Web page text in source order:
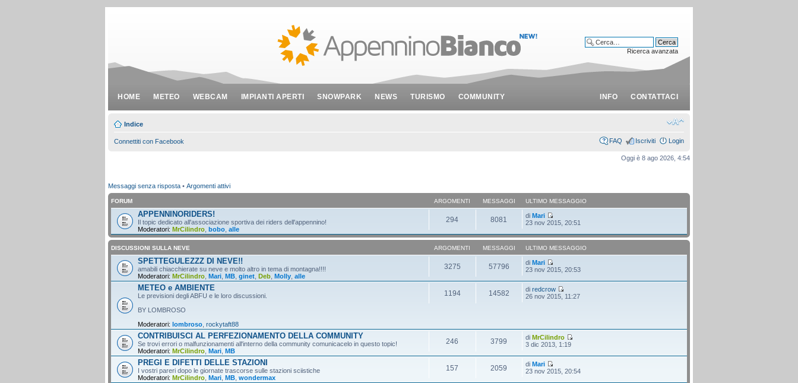
HOME METEO WEBCAM IMPIANTI APERTI SNOWPARK NEWS TURISMO COMMUNITY INFO CONTATTACI
Ricerca avanzata
Indice
Connettiti con Facebook FAQ Iscriviti Login
Oggi è 8 ago 2026, 4:54
Messaggi senza risposta • Argomenti attivi
FORUM ARGOMENTI MESSAGGI ULTIMO MESSAGGIO
APPENNINORIDERS!
Il topic dedicato all'associazione sportiva dei riders dell'appennino!
Moderatori: MrCilindro bobo alle
294 8081 diMari
23 nov 2015, 20:51
DISCUSSIONI SULLA NEVE ARGOMENTI MESSAGGI ULTIMO MESSAGGIO
SPETTEGULEZZZ DI NEVE!!
amabili chiacchierate su neve e molto altro in tema di montagna!!!!
Moderatori: MrCilindro Mari MB ginet Deb Molly alle
3275 57796 diMari
23 nov 2015, 20:53
METEO e AMBIENTE
Le previsioni degli ABFU e le loro discussioni.
BY LOMBROSO
Moderatori: lombroso rockytaft88
1194 14582 diredcrow
26 nov 2015, 11:27
CONTRIBUISCI AL PERFEZIONAMENTO DELLA COMMUNITY
Se trovi errori o malfunzionamenti all'interno della community comunicacelo in questo topic!
Moderatori: MrCilindro Mari MB
246 3799 diMrCilindro
3 dic 2013, 1:19
PREGI E DIFETTI DELLE STAZIONI
I vostri pareri dopo le giornate trascorse sulle stazioni sciistiche
Moderatori: MrCilindro Mari MB wondermax
157 2059 diMari
23 nov 2015, 20:54